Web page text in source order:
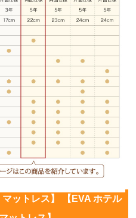
マットレス】 【EVA ホテル